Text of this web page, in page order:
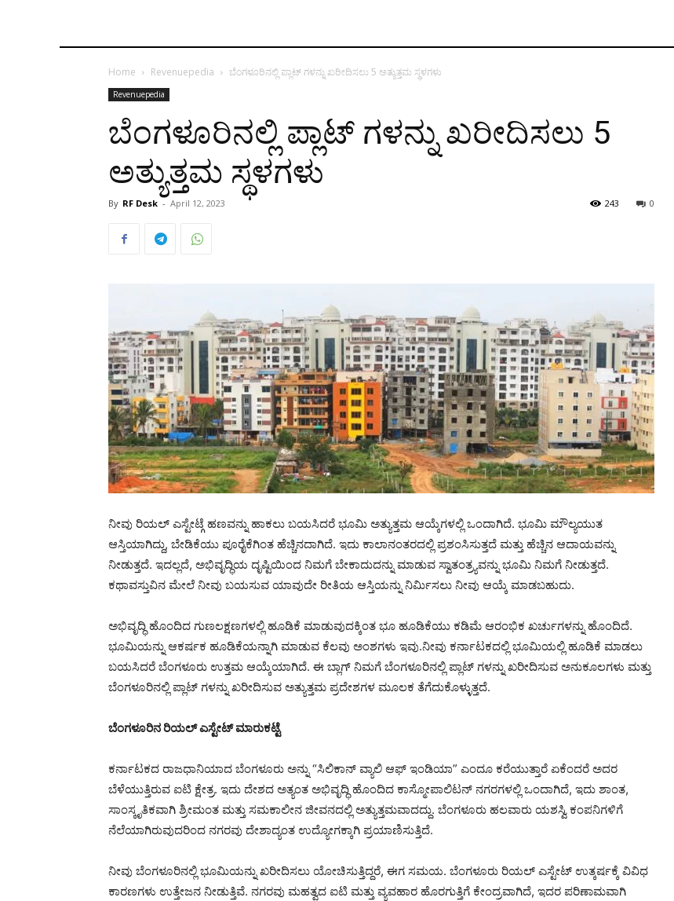
Home Revenuepedia ಬೆಂಗಳೂರಿನಲ್ಲಿ ಪ್ಲಾಟ್ ಗಳನ್ನು ಖರೀದಿಸಲು 5 ಅತ್ಯುತ್ತಮ ಸ್ಥಳಗಳು
Revenuepedia
ಬೆಂಗಳೂರಿನಲ್ಲಿ ಪ್ಲಾಟ್ ಗಳನ್ನು ಖರೀದಿಸಲು 5
ಅತ್ಯುತ್ತಮ ಸ್ಥಳಗಳು
By RF Desk - April 12, 2023 0
243
ನೀವು ರಿಯಲ್ ಎಸ್ಟೇಟ್ಗೆ ಹಣವನ್ನು ಹಾಕಲು ಬಯಸಿದರೆ ಭೂಮಿ ಅತ್ಯುತ್ತಮ ಆಯ್ಕೆಗಳಲ್ಲಿ ಒಂದಾಗಿದೆ. ಭೂಮಿ ಮೌಲ್ಯಯುತ
ಆಸ್ತಿಯಾಗಿದ್ದು, ಬೇಡಿಕೆಯು ಪೂರೈಕೆಗಿಂತ ಹೆಚ್ಚಿನದಾಗಿದೆ. ಇದು ಕಾಲಾನಂತರದಲ್ಲಿ ಪ್ರಶಂಸಿಸುತ್ತದೆ ಮತ್ತು ಹೆಚ್ಚಿನ ಆದಾಯವನ್ನು
ನೀಡುತ್ತದೆ. ಇದಲ್ಲದೆ, ಅಭಿವೃದ್ಧಿಯ ದೃಷ್ಟಿಯಿಂದ ನಿಮಗೆ ಬೇಕಾದುದನ್ನು ಮಾಡುವ ಸ್ವಾತಂತ್ರ್ಯವನ್ನು ಭೂಮಿ ನಿಮಗೆ ನೀಡುತ್ತದೆ.
ಕಥಾವಸ್ತುವಿನ ಮೇಲೆ ನೀವು ಬಯಸುವ ಯಾವುದೇ ರೀತಿಯ ಆಸ್ತಿಯನ್ನು ನಿರ್ಮಿಸಲು ನೀವು ಆಯ್ಕೆ ಮಾಡಬಹುದು.
ಅಭಿವೃದ್ಧಿ ಹೊಂದಿದ ಗುಣಲಕ್ಷಣಗಳಲ್ಲಿ ಹೂಡಿಕೆ ಮಾಡುವುದಕ್ಕಿಂತ ಭೂ ಹೂಡಿಕೆಯು ಕಡಿಮೆ ಆರಂಭಿಕ ಖರ್ಚುಗಳನ್ನು ಹೊಂದಿದೆ.
ಭೂಮಿಯನ್ನು ಆಕರ್ಷಕ ಹೂಡಿಕೆಯನ್ನಾಗಿ ಮಾಡುವ ಕೆಲವು ಅಂಶಗಳು ಇವು.ನೀವು ಕರ್ನಾಟಕದಲ್ಲಿ ಭೂಮಿಯಲ್ಲಿ ಹೂಡಿಕೆ ಮಾಡಲು
ಬಯಸಿದರೆ ಬೆಂಗಳೂರು ಉತ್ತಮ ಆಯ್ಕೆಯಾಗಿದೆ. ಈ ಬ್ಲಾಗ್ ನಿಮಗೆ ಬೆಂಗಳೂರಿನಲ್ಲಿ ಪ್ಲಾಟ್ ಗಳನ್ನು ಖರೀದಿಸುವ ಅನುಕೂಲಗಳು ಮತ್ತು
ಬೆಂಗಳೂರಿನಲ್ಲಿ ಪ್ಲಾಟ್ ಗಳನ್ನು ಖರೀದಿಸುವ ಅತ್ಯುತ್ತಮ ಪ್ರದೇಶಗಳ ಮೂಲಕ ತೆಗೆದುಕೊಳ್ಳುತ್ತದೆ.
ಬೆಂಗಳೂರಿನ ರಿಯಲ್ ಎಸ್ಟೇಟ್ ಮಾರುಕಟ್ಟೆ
ಕರ್ನಾಟಕದ ರಾಜಧಾನಿಯಾದ ಬೆಂಗಳೂರು ಅನ್ನು “ಸಿಲಿಕಾನ್ ವ್ಯಾಲಿ ಆಫ್ ಇಂಡಿಯಾ” ಎಂದೂ ಕರೆಯುತ್ತಾರೆ ಏಕೆಂದರೆ ಅದರ
ಬೆಳೆಯುತ್ತಿರುವ ಐಟಿ ಕ್ಷೇತ್ರ. ಇದು ದೇಶದ ಅತ್ಯಂತ ಅಭಿವೃದ್ಧಿ ಹೊಂದಿದ ಕಾಸ್ಮೋಪಾಲಿಟನ್ ನಗರಗಳಲ್ಲಿ ಒಂದಾಗಿದೆ, ಇದು ಶಾಂತ,
ಸಾಂಸ್ಕೃತಿಕವಾಗಿ ಶ್ರೀಮಂತ ಮತ್ತು ಸಮಕಾಲೀನ ಜೀವನದಲ್ಲಿ ಅತ್ಯುತ್ತಮವಾದದ್ದು. ಬೆಂಗಳೂರು ಹಲವಾರು ಯಶಸ್ವಿ ಕಂಪನಿಗಳಿಗೆ
ನೆಲೆಯಾಗಿರುವುದರಿಂದ ನಗರವು ದೇಶಾದ್ಯಂತ ಉದ್ಯೋಗಕ್ಕಾಗಿ ಪ್ರಯಾಣಿಸುತ್ತಿದೆ.
ನೀವು ಬೆಂಗಳೂರಿನಲ್ಲಿ ಭೂಮಿಯನ್ನು ಖರೀದಿಸಲು ಯೋಚಿಸುತ್ತಿದ್ದರೆ, ಈಗ ಸಮಯ. ಬೆಂಗಳೂರು ರಿಯಲ್ ಎಸ್ಟೇಟ್ ಉತ್ಕರ್ಷಕ್ಕೆ ವಿವಿಧ
ಕಾರಣಗಳು ಉತ್ತೇಜನ ನೀಡುತ್ತಿವೆ. ನಗರವು ಮಹತ್ವದ ಐಟಿ ಮತ್ತು ವ್ಯವಹಾರ ಹೊರಗುತ್ತಿಗೆ ಕೇಂದ್ರವಾಗಿದೆ, ಇದರ ಪರಿಣಾಮವಾಗಿ